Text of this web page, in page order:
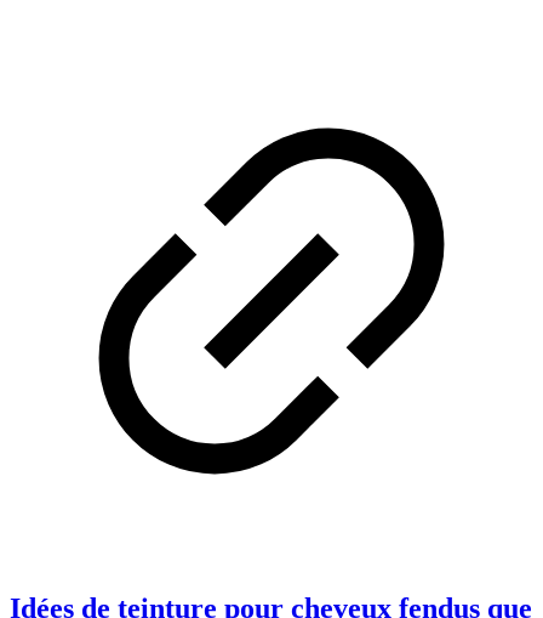
Idées de teinture pour cheveux fendus que